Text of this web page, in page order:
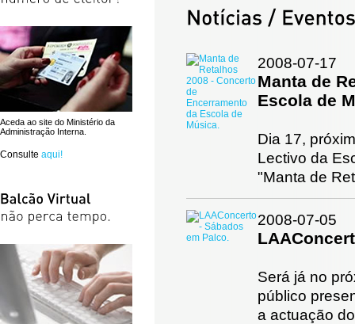
Aceda ao site do Ministério da
Administração Interna.
Consulte aqui!
2008-07-17
Manta de
Escola de
Dia 17,
Lectivo da
"Manta de
2008-07-05
Será já no
público
a actuação